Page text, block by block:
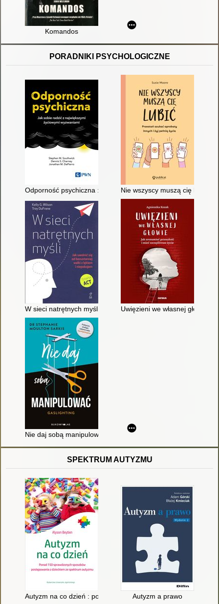
Komandos
PORADNIKI PSYCHOLOGICZNE
Odporność psychiczna : jak sobie radzić z największymi
Nie wszyscy muszą cię lubić :
W sieci natrętnych myśli : jak uwolnić się od bezustannej walki
Uwięzieni we własnej głowie :
Nie daj sobą manipulować : gaslighting
SPEKTRUM AUTYZMU
Autyzm na co dzień : ponad 150 sprawdzonych sposobów
Autyzm a prawo